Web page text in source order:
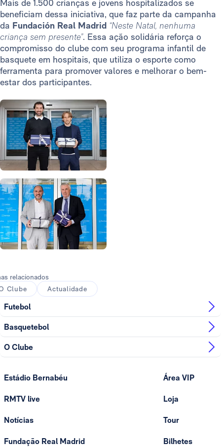
Mais de 1.500 crianças e jovens hospitalizados se
beneficiam dessa iniciativa, que faz parte da campanha
da Fundación Real Madrid “Neste Natal, nenhuma
criança sem presente”. Essa ação solidária reforça o
compromisso do clube com seu programa infantil de
basquete em hospitais, que utiliza o esporte como
ferramenta para promover valores e melhorar o bem-
estar dos participantes.
relacionados
Clube
Actualidade
Futebol
Basquetebol
O Clube
Estádio Bernabéu
RMTV live
Notícias
Fundação Real Madrid
Área VIP
Loja
Tour
Bilhetes